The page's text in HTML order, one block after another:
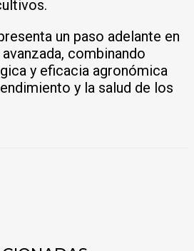
un paso adelante en
combinando
y eficacia agronómica
y la salud de los